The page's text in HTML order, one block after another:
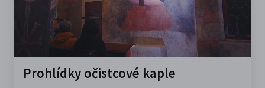
Prohlídky očistcové kaple